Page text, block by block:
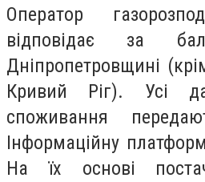
Оператор
відповідає за
Дніпропетровщині
Кривий Ріг). Усі
споживання
Інформаційну
На їх основі